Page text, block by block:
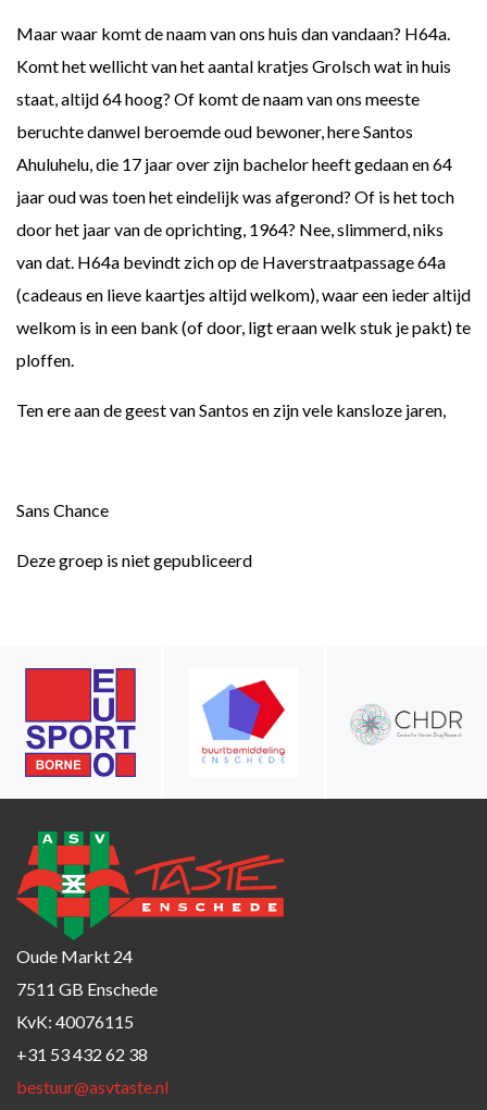
Maar waar komt de naam van ons huis dan vandaan? H64a.
Komt het wellicht van het aantal kratjes Grolsch wat in huis
staat, altijd 64 hoog? Of komt de naam van ons meeste
beruchte danwel beroemde oud bewoner, here Santos
Ahuluhelu, die 17 jaar over zijn bachelor heeft gedaan en 64
jaar oud was toen het eindelijk was afgerond? Of is het toch
door het jaar van de oprichting, 1964? Nee, slimmerd, niks
van dat. H64a bevindt zich op de Haverstraatpassage 64a
(cadeaus en lieve kaartjes altijd welkom), waar een ieder altijd
welkom is in een bank (of door, ligt eraan welk stuk je pakt) te
ploffen.
Ten ere aan de geest van Santos en zijn vele kansloze jaren,
Sans Chance
Deze groep is niet gepubliceerd
Oude Markt 24
7511 GB Enschede
KvK: 40076115
+31 53 432 62 38
bestuur@asvtaste.nl